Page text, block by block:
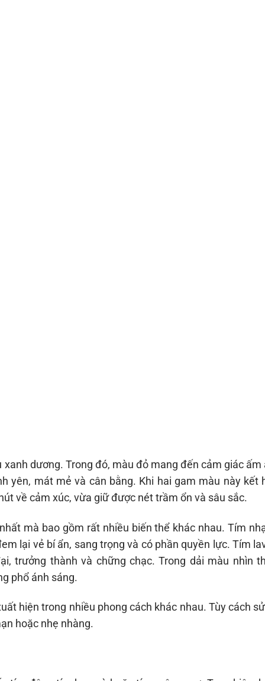
dương. Trong đó, màu đỏ mang đến cảm giác ấm
yên, mát mẻ và cân bằng. Khi hai gam màu này kết
về cảm xúc, vừa giữ được nét trầm ổn và sâu sắc.
mà bao gồm rất nhiều biến thể khác nhau. Tím
lại vẻ bí ẩn, sang trọng và có phần quyền lực. Tím
trưởng thành và chững chạc. Trong dải màu nhìn
phổ ánh sáng.
hiện trong nhiều phong cách khác nhau. Tùy cách
hoặc nhẹ nhàng.